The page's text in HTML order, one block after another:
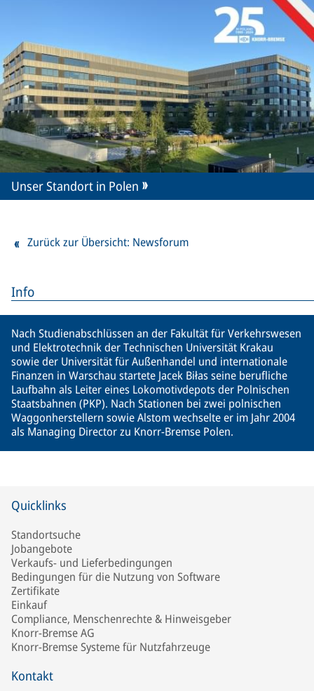
Info
Nach Studienabschlüssen an der Fakultät für Verkehrswesen
und Elektrotechnik der Technischen Universität Krakau
sowie der Universität für Außenhandel und internationale
Finanzen in Warschau startete Jacek Biłas seine berufliche
Laufbahn als Leiter eines Lokomotivdepots der Polnischen
Staatsbahnen (PKP). Nach Stationen bei zwei polnischen
Waggonherstellern sowie Alstom wechselte er im Jahr 2004
als Managing Director zu Knorr-Bremse Polen.
Unser Standort in Polen
Zurück zur Übersicht: Newsforum
Quicklinks
Standortsuche
Jobangebote
Verkaufs- und Lieferbedingungen
Bedingungen für die Nutzung von Software
Zertifikate
Einkauf
Compliance, Menschenrechte & Hinweisgeber
Knorr-Bremse AG
Knorr-Bremse Systeme für Nutzfahrzeuge
Kontakt